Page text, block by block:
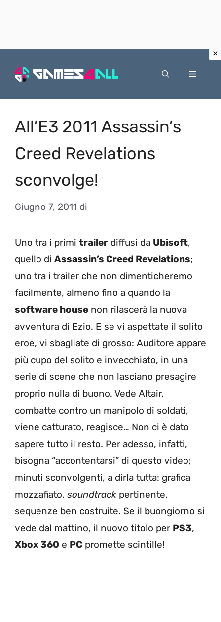
Menu
All’E3 2011 Assassin’s
Creed Revelations
sconvolge!
Giugno 7, 2011 di
Uno tra i primi trailer diffusi da Ubisoft,
quello di Assassin’s Creed Revelations;
uno tra i trailer che non dimenticheremo
facilmente, almeno fino a quando la
software house non rilascerà la nuova
avventura di Ezio. E se vi aspettate il solito
eroe, vi sbagliate di grosso: Auditore appare
più cupo del solito e invecchiato, in una
serie di scene che non lasciano presagire
proprio nulla di buono. Vede Altair,
combatte contro un manipolo di soldati,
viene catturato, reagisce… Non ci è dato
sapere tutto il resto. Per adesso, infatti,
bisogna “accontentarsi” di questo video;
minuti sconvolgenti, a dirla tutta: grafica
mozzafiato, soundtrack pertinente,
sequenze ben costruite. Se il buongiorno si
vede dal mattino, il nuovo titolo per PS3,
Xbox 360 e PC promette scintille!